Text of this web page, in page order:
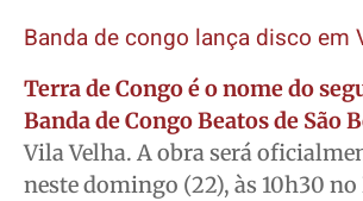
Banda de congo lança disco em
Terra de Congo é o nome do
Banda de Congo Beatos de São
Vila Velha. A obra será
neste domingo (22), às 10h30 no